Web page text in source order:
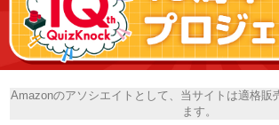
Amazonのアソシエイトとして、当サイトは適格販
ます。